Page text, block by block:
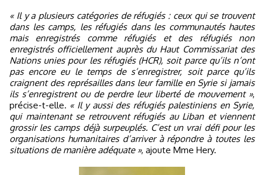
« Il y a plusieurs catégories de réfugiés : ceux qui se trouvent
dans les camps, les réfugiés dans les communautés hautes
mais enregistrés comme réfugiés et des réfugiés non
enregistrés officiellement auprès du Haut Commissariat des
Nations unies pour les réfugiés (HCR), soit parce qu’ils n’ont
pas encore eu le temps de s’enregistrer, soit parce qu’ils
craignent des représailles dans leur famille en Syrie si jamais
ils s’enregistrent ou de perdre leur liberté de mouvement »,
précise-t-elle. « Il y aussi des réfugiés palestiniens en Syrie,
qui maintenant se retrouvent réfugiés au Liban et viennent
grossir les camps déjà surpeuplés. C’est un vrai défi pour les
organisations humanitaires d’arriver à répondre à toutes les
situations de manière adéquate », ajoute Mme Hery.